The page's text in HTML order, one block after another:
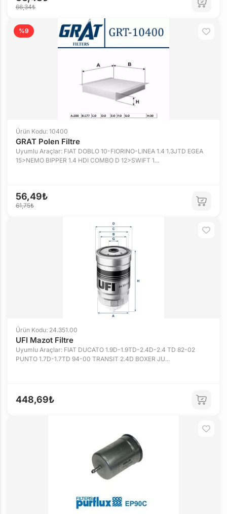
66,34₺
%9
Ürün Kodu: 10400
GRAT Polen Filtre
Uyumlu Araçlar: FIAT DOBLO 10-FIORINO-LINEA 1.4 1.3JTD EGEA
15>NEMO BIPPER 1.4 HDI COMBO D 12>SWIFT 1...
56,49₺
61,75₺
Ürün Kodu: 24.351.00
UFI Mazot Filtre
Uyumlu Araçlar: FIAT DUCATO 1.9D-1.9TD-2.4D-2.4 TD 82-02
PUNTO 1.7D-1.7TD 94-00 TRANSIT 2.4D BOXER JU...
448,69₺